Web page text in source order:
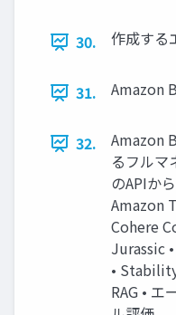
30. 作成する
31. Amazon
32.
Amazon
るフルマ
のAPIか
Amazon
Cohere
Jurassic
•
RAG • エ